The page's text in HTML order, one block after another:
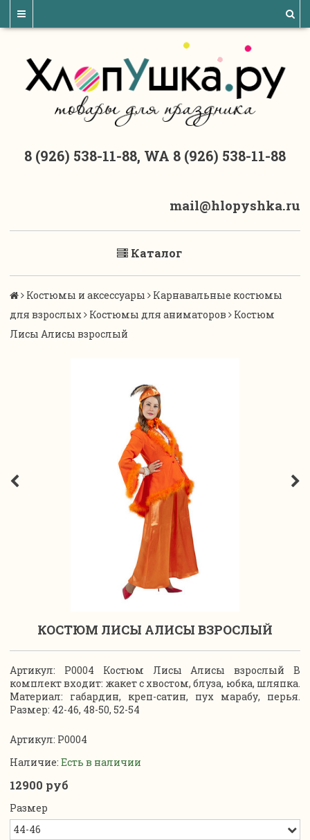
8 (926) 538-11-88, WA 8 (926) 538-11-88
mail@hlopyshka.ru
Каталог
Костюмы и аксессуары
Карнавальные костюмы
для взрослых
Костюмы для аниматоров
Костюм
Лисы Алисы взрослый
КОСТЮМ ЛИСЫ АЛИСЫ ВЗРОСЛЫЙ
Артикул: P0004 Костюм Лисы Алисы взрослый В
комплект входит: жакет с хвостом, блуза, юбка, шляпка.
Материал: габардин, креп-сатин, пух марабу, перья.
Размер: 42-46, 48-50, 52-54
Артикул: P0004
Наличие: Есть в наличии
12900 руб
Размер